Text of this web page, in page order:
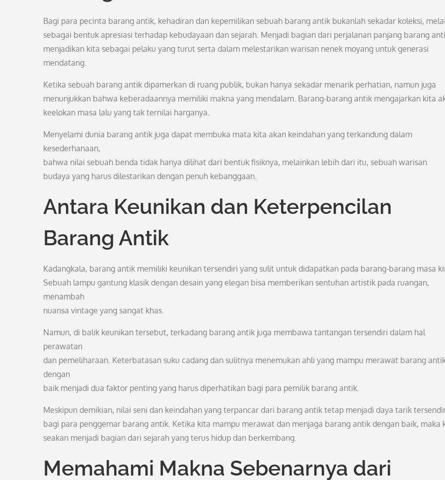
Bagi para pecinta barang antik, kehadiran dan kepemilikan sebuah barang antik bukanlah sekadar koleksi,
sebagai bentuk apresiasi terhadap kebudayaan dan sejarah. Menjadi bagian dari perjalanan panjang barang
menjadikan kita sebagai pelaku yang turut serta dalam melestarikan warisan nenek moyang untuk generasi
mendatang.
Ketika sebuah barang antik dipamerkan di ruang publik, bukan hanya sekadar menarik perhatian, namun juga
menunjukkan bahwa keberadaannya memiliki makna yang mendalam. Barang-barang antik mengajarkan kita
keelokan masa lalu yang tak ternilai harganya.
Menyelami dunia barang antik juga dapat membuka mata kita akan keindahan yang terkandung dalam
kesederhanaan,
bahwa nilai sebuah benda tidak hanya dilihat dari bentuk fisiknya, melainkan lebih dari itu, sebuah warisan
budaya yang harus dilestarikan dengan penuh kebanggaan.
Antara Keunikan dan Keterpencilan
Barang Antik
Kadangkala, barang antik memiliki keunikan tersendiri yang sulit untuk didapatkan pada barang-barang masa
Sebuah lampu gantung klasik dengan desain yang elegan bisa memberikan sentuhan artistik pada ruangan,
menambah
nuansa vintage yang sangat khas.
Namun, di balik keunikan tersebut, terkadang barang antik juga membawa tantangan tersendiri dalam hal
perawatan
dan pemeliharaan. Keterbatasan suku cadang dan sulitnya menemukan ahli yang mampu merawat barang
dengan
baik menjadi dua faktor penting yang harus diperhatikan bagi para pemilik barang antik.
Meskipun demikian, nilai seni dan keindahan yang terpancar dari barang antik tetap menjadi daya tarik
bagi para penggemar barang antik. Ketika kita mampu merawat dan menjaga barang antik dengan baik, maka
seakan menjadi bagian dari sejarah yang terus hidup dan berkembang.
Memahami Makna Sebenarnya dari